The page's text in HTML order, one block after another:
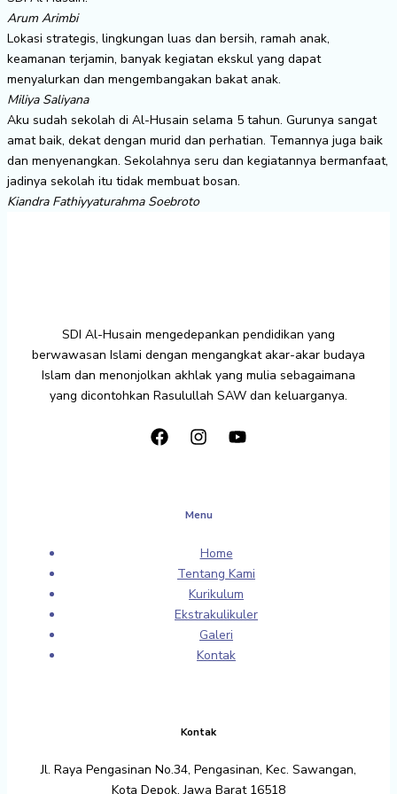
Arum Arimbi
Lokasi strategis, lingkungan luas dan bersih, ramah anak,
keamanan terjamin, banyak kegiatan ekskul yang dapat
menyalurkan dan mengembangakan bakat anak.
Miliya Saliyana
Aku sudah sekolah di Al-Husain selama 5 tahun. Gurunya sangat
amat baik, dekat dengan murid dan perhatian. Temannya juga baik
dan menyenangkan. Sekolahnya seru dan kegiatannya bermanfaat,
jadinya sekolah itu tidak membuat bosan.
Kiandra Fathiyyaturahma Soebroto
SDI Al-Husain mengedepankan pendidikan yang
berwawasan Islami dengan mengangkat akar-akar budaya
Islam dan menonjolkan akhlak yang mulia sebagaimana
yang dicontohkan Rasulullah SAW dan keluarganya.
Menu
Home
Tentang Kami
Kurikulum
Ekstrakulikuler
Galeri
Kontak
Kontak
Jl. Raya Pengasinan No.34, Pengasinan, Kec. Sawangan,
Kota Depok, Jawa Barat 16518